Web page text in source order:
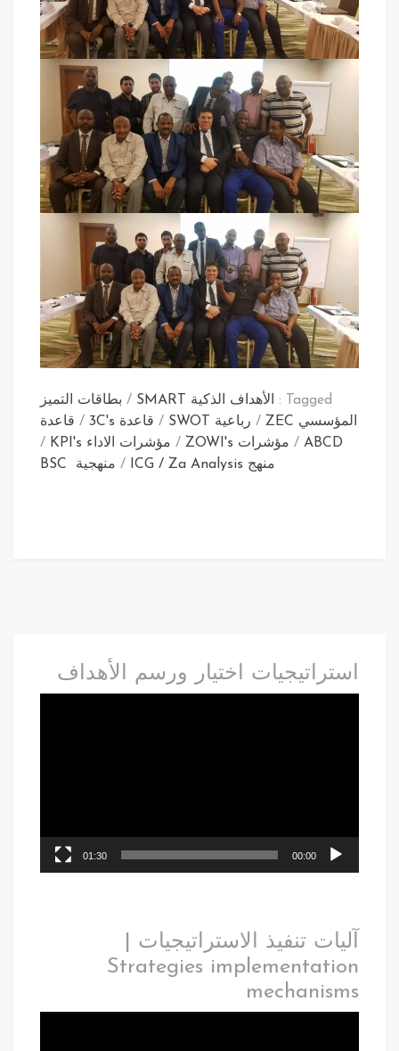
Tagged : الأهداف الذكية SMART / بطاقات التميز
المؤسسي ZEC
/ رباعية SWOT / قاعدة 3C's / قاعدة
ABCD
/ مؤشرات ZOWI's / مؤشرات الاداء KPI's
/
منهج ICG / Za Analysis
/ منهجية BSC
استراتيجيات اختيار ورسم الأهداف
00:00
01:30
آليات تنفيذ الاستراتيجيات |
Strategies implementation
mechanisms